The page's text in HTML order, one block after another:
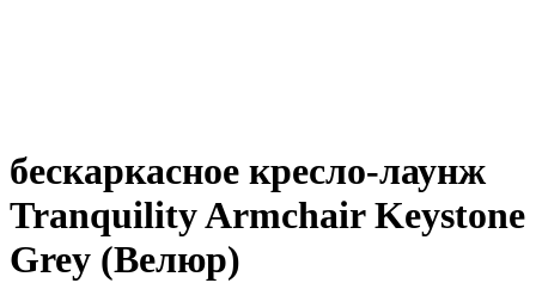
бескаркасное кресло-лаунж
Tranquility Armchair Keystone
Grey (Велюр)